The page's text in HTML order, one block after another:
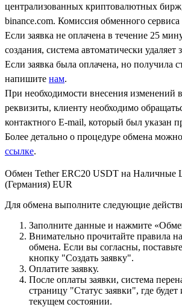
централизованных криптовалютных
binance.com. Комиссия обменного сервиса
Если заявка не оплачена в течение 25
создания, система автоматически удаляет
Если заявка была оплачена, но получила
напишите нам.
При необходимости внесения изменений
реквизиты, клиенту необходимо
контактного Е-mail, который был указан
Более детально о процедуре обмена
ссылке.
Обмен Tether ERC20 USDT на Наличные
(Германия) EUR
Для обмена выполните следующие
Заполните данные и нажмите
Внимательно прочитайте правила
обмена. Если вы согласны,
кнопку "Создать заявку".
Оплатите заявку.
После оплаты заявки, система
страницу "Статус заявки", где
текущем состоянии.